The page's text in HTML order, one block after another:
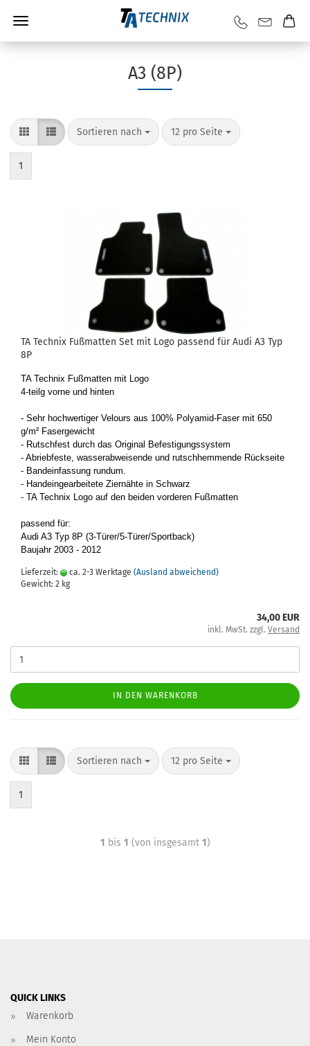
A3 (8P)
Sortieren nach 12 pro Seite
1
TA Tech­nix Fuß­mat­ten Set mit Logo pas­send für Audi A3 Typ
8P
TA Tech­nix Fuß­mat­ten mit Logo
4-​teilg vorne und hin­ten
- Sehr hoch­wer­ti­ger Ve­lours aus 100% Polyamid-​Faser mit 650
g/m² Fa­ser­ge­wicht
- Rutsch­fest durch das Ori­gi­nal Be­fes­ti­gungs­sys­tem
- Ab­rieb­fes­te, was­ser­ab­wei­sen­de und rutsch­hem­men­de Rück­sei­te
- Band­e­in­fas­sung rund­um.
- Hand­ein­ge­ar­bei­te­te Zier­näh­te in Schwarz
- TA Tech­nix Logo auf den bei­den vor­de­ren Fuß­mat­ten
pas­send für:
Audi A3 Typ 8P (3-​Türer/5-​Türer/Sport­back)
Bau­jahr 2003 - 2012
Lieferzeit: ca. 2-3 Werktage (Ausland abweichend)
Gewicht: 2 kg
34,00 EUR
inkl. MwSt. zzgl. Versand
IN DEN WARENKORB
Sortieren nach 12 pro Seite
1
1 bis 1 (von insgesamt 1)
QUICK LINKS
Warenkorb
Mein Konto